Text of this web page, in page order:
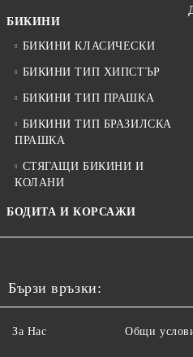
БИКИНИ
БИКИНИ КЛАСИЧЕСКИ
БИКИНИ ТИП ХИПСТЪР
БИКИНИ ТИП ПРАШКА
БИКИНИ ТИП БРАЗИЛСКА
ПРАШКА
СТЯГАЩИ БИКИНИ И
КОЛАНИ
БОДИТА И КОРСАЖИ
Бързи връзки:
За Нас Общи